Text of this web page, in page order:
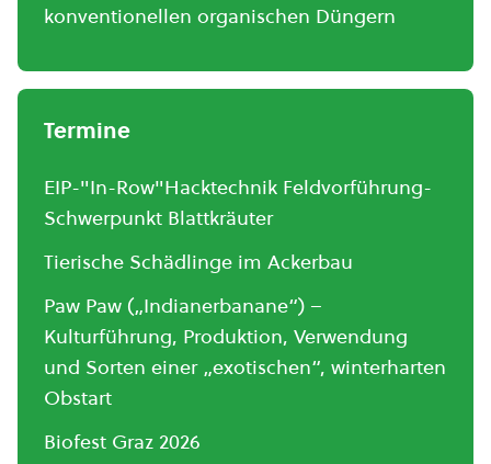
konventionellen organischen Düngern
Termine
EIP-"In-Row"Hacktechnik Feldvorführung-
Schwerpunkt Blattkräuter
Tierische Schädlinge im Ackerbau
Paw Paw („Indianerbanane“) –
Kulturführung, Produktion, Verwendung
und Sorten einer „exotischen“, winterharten
Obstart
Biofest Graz 2026